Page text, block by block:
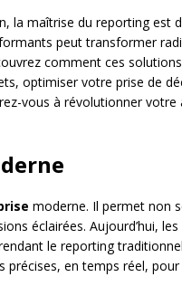
la maîtrise du reporting est
peut transformer
comment ces
optimiser votre prise de
vous à révolutionner
moderne. Il permet non
éclairées. Aujourd’hui,
le reporting
précises, en temps réel,